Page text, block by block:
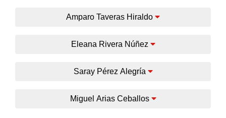
Amparo Taveras Hiraldo
Eleana Rivera Núñez
Saray Pérez Alegría
Miguel Arias Ceballos